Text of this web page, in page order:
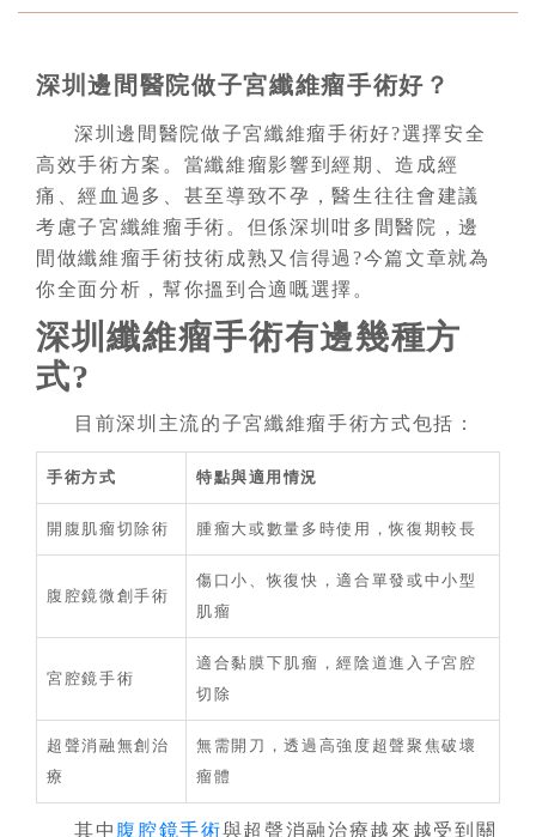
深圳邊間醫院做子宮纖維瘤手術好？
深圳邊間醫院做子宮纖維瘤手術好?選擇安全
高效手術方案。當纖維瘤影響到經期、造成經
痛、經血過多、甚至導致不孕，醫生往往會建議
考慮子宮纖維瘤手術。但係深圳咁多間醫院，邊
間做纖維瘤手術技術成熟又信得過?今篇文章就為
你全面分析，幫你搵到合適嘅選擇。
深圳纖維瘤手術有邊幾種方
式?
目前深圳主流的子宮纖維瘤手術方式包括：
手術方式 特點與適用情況
開腹肌瘤切除術 腫瘤大或數量多時使用，恢復期較長
腹腔鏡微創手術
傷口小、恢復快，適合單發或中小型
肌瘤
宮腔鏡手術
適合黏膜下肌瘤，經陰道進入子宮腔
切除
超聲消融無創治
療
無需開刀，透過高強度超聲聚焦破壞
瘤體
其中 腹腔鏡手術與超聲消融治療越來越受到關